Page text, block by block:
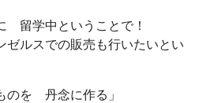
留学中ということで！
ルスでの販売も行いたいとい
のを 丹念に作る」